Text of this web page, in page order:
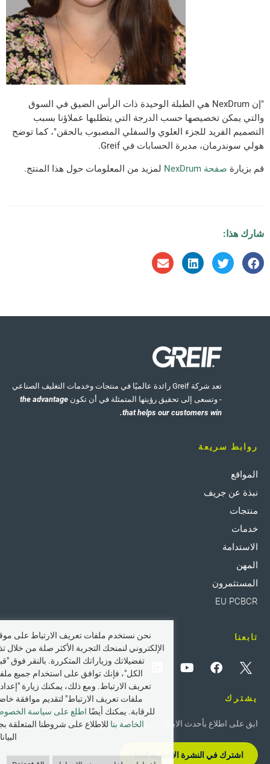
"إن NexDrum هي الطبلة الوحيدة ذات الرأس الضيق في السوق
والتي يمكن تخصيصها حسب الدرجة التي يتطلبها عملاؤنا بسبب
التصميم الفريد للجزء العلوي والسفلي المصبوب بالحقن"، كما توضح
هولي سوندرمان، مديرة الحسابات في Greif.
قم بزيارة صفحة NexDrum لمزيد من المعلومات حول هذا المنتج.
شارك هذا:
تعد شركة Greif رائدة عالميًا في منتجات وخدمات التغليف الصناعي
- وتسعى إلى تحقيق رؤيتها المتمثلة في أن تكون the advantage
that helps our customers win.
روابط سريعة
المواقع
نبذة عن جريف
منتجات
خدمات
الاستدامة
المهن
المستثمرون
EU PCBCR
تابعنا
يشترك
ابق على اطلاع بأحدث الابتكارات والأخبار في Greif.
اشترك في النشرة الإخبارية لدينا
نحن نستخدم ملفات تعريف الارتباط على
الإلكتروني لنمنحك التجربة الأكثر صلة من خلال
تفضيلاتك وزياراتك المتكررة. بالنقر فوق
الكل"، فإنك توافق على استخدام جميع
تعريف الارتباط. ومع ذلك، يمكنك زيارة
ملفات تعريف الارتباط" لتقديم موافقة
للرقابة. يمكنك أيضًا اطلع على سياسة
الخاصة بنا للاطلاع على شروطنا المتعلقة